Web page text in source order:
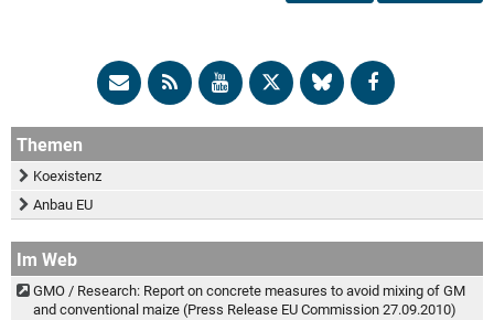
Themen
Koexistenz
Anbau EU
Im Web
GMO / Research: Report on concrete measures to avoid mixing of GM
and conventional maize (Press Release EU Commission 27.09.2010)